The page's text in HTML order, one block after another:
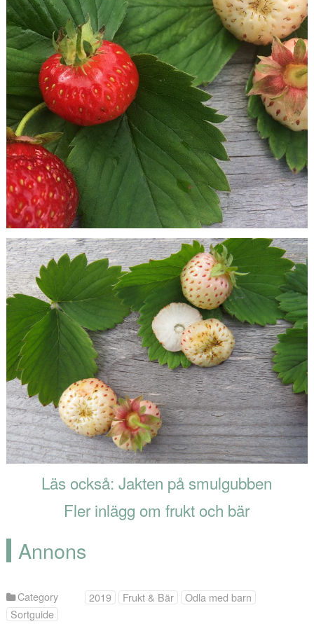
Läs också: Jakten på smulgubben
Fler inlägg om frukt och bär
Annons
Category 2019 Frukt & Bär
Odla med barn
Sortguide